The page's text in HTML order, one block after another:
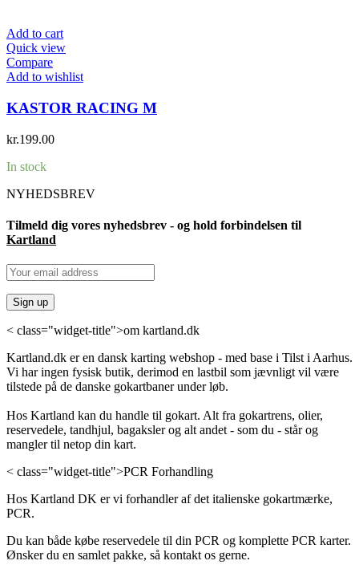
Add to cart
Quick view
Compare
Add to wishlist
KASTOR RACING M
kr.199.00
In stock
NYHEDSBREV
Tilmeld dig vores nyhedsbrev - og hold forbindelsen til
Kartland
< class="widget-title">om kartland.dk
Kartland.dk er en dansk karting webshop - med base i Tilst i Aarhus.
Vi har ingen fysisk butik, derimod en lastbil som jævnligt vil være
tilstede på de danske gokartbaner under løb.
Hos Kartland kan du handle til gokart. Alt fra gokartrens, olier,
reservedele, tandhjul, bagaksler og alt andet - som du - står og
mangler til netop din kart.
< class="widget-title">PCR Forhandling
Hos Kartland DK er vi forhandler af det italienske gokartmærke,
PCR.
Du kan både købe reservedele til din PCR og komplette PCR karter.
Ønsker du en samlet pakke, så kontakt os gerne.